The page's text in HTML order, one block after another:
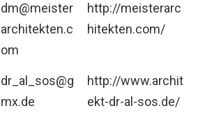
dm@meister
architekten.c
om
http://meisterarc
hitekten.com/
dr_al_sos@g
mx.de
http://www.archit
ekt-dr-al-sos.de/